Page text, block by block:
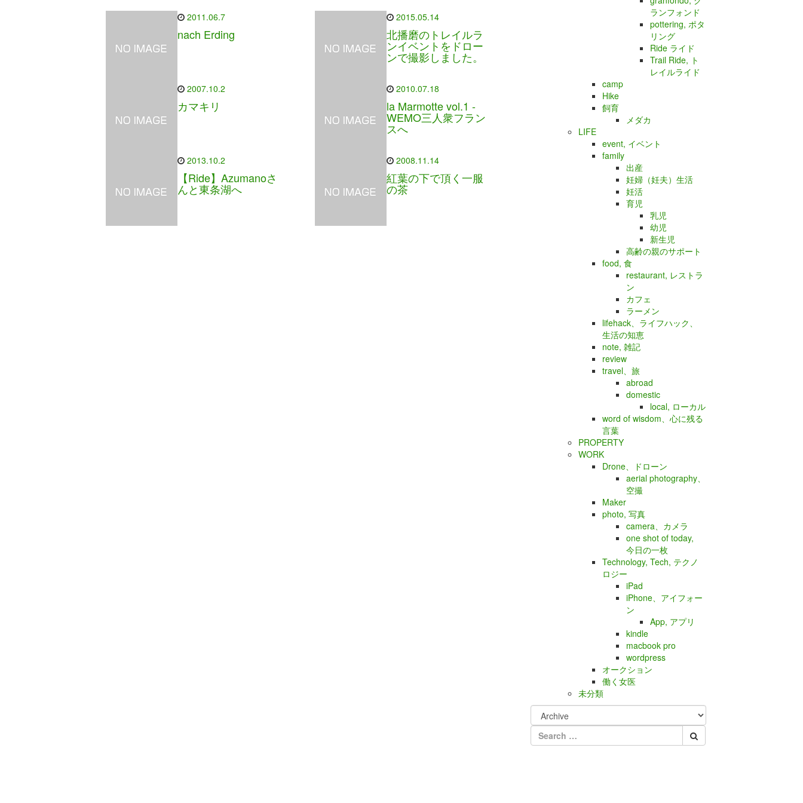
2011.06.7
nach Erding
2015.05.14
北播磨のトレイルラ
ンイベントをドロー
ンで撮影しました。
2007.10.2
カマキリ
2010.07.18
la Marmotte vol.1 -
WEMO三人衆フラン
スへ
2013.10.2
【Ride】Azumanoさ
んと東条湖へ
2008.11.14
紅葉の下で頂く一服
の茶
ランフォンド
pottering, ポタ
リング
Ride ライド
Trail Ride, ト
レイルライド
camp
Hike
飼育
メダカ
LIFE
event, イベント
family
出産
妊婦（妊夫）生活
妊活
育児
乳児
幼児
新生児
高齢の親のサポート
food, 食
restaurant, レストラ
ン
カフェ
ラーメン
lifehack、ライフハック、
生活の知恵
note, 雑記
review
travel、旅
abroad
domestic
local, ローカル
word of wisdom、心に残る
言葉
PROPERTY
WORK
Drone、ドローン
aerial photography、
空撮
Maker
photo, 写真
camera、カメラ
one shot of today,
今日の一枚
Technology, Tech, テクノ
ロジー
iPad
iPhone、アイフォー
ン
App, アプリ
kindle
macbook pro
wordpress
オークション
働く女医
未分類